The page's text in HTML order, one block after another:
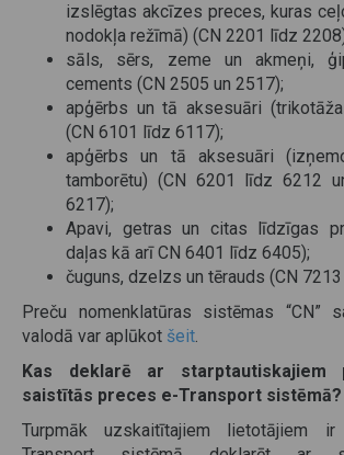
izslēgtas akcīzes preces, kuras
nodokļa režīmā) (CN 2201 līdz
sāls, sērs, zeme un akmeņi,
cements (CN 2505 un 2517);
apģērbs un tā aksesuāri
(CN 6101 līdz 6117);
apģērbs un tā aksesuāri
tamborētu) (CN 6201 līdz 6212
6217);
Apavi, getras un citas līdzīgas
daļas kā arī CN 6401 līdz 6405);
čuguns, dzelzs un tērauds (CN
Preču nomenklatūras sistēmas “CN”
valodā var aplūkot šeit.
Kas deklarē ar starptautiskajiem
saistītās preces e-Transport sistēmā?
Turpmāk uzskaitītajiem lietotājiem